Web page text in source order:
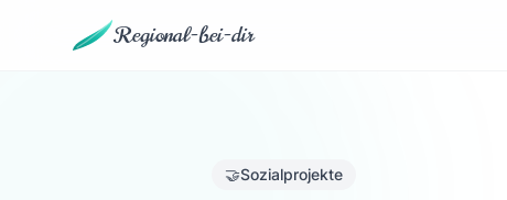
Regional-bei-dir
🤝Sozialprojekte